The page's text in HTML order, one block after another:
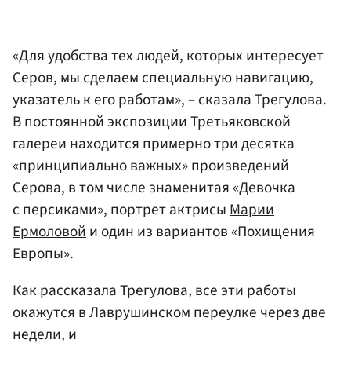
«Для удобства тех людей, которых интересует
Серов, мы сделаем специальную навигацию,
указатель к его работам», – сказала Трегулова.
В постоянной экспозиции Третьяковской
галереи находится примерно три десятка
«принципиально важных» произведений
Серова, в том числе знаменитая «Девочка
с персиками», портрет актрисыМарии
Ермоловойи один из вариантов «Похищения
Европы».
Как рассказала Трегулова, все эти работы
окажутся в Лаврушинском переулке через две
недели, и